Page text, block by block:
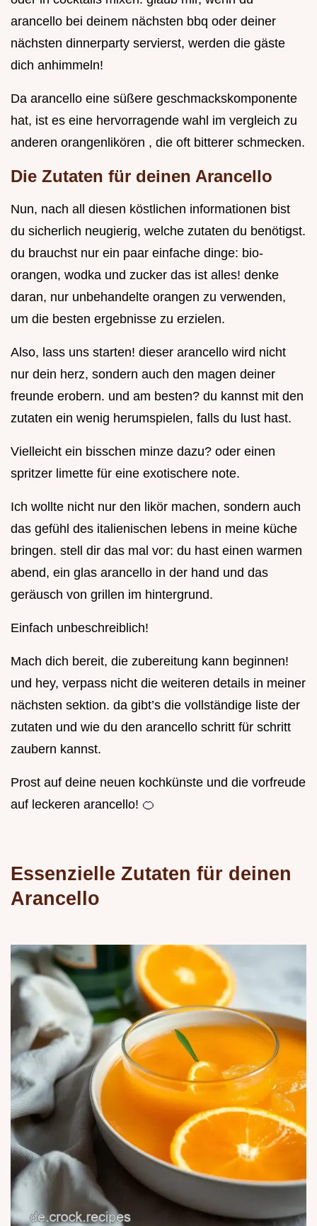
arancello bei deinem nächsten bbq oder deiner
nächsten dinnerparty servierst, werden die gäste
dich anhimmeln!
Da arancello eine süßere geschmackskomponente
hat, ist es eine hervorragende wahl im vergleich zu
anderen orangenlikören , die oft bitterer schmecken.
Die Zutaten für deinen Arancello
Nun, nach all diesen köstlichen informationen bist
du sicherlich neugierig, welche zutaten du benötigst.
du brauchst nur ein paar einfache dinge: bio-
orangen, wodka und zucker das ist alles! denke
daran, nur unbehandelte orangen zu verwenden,
um die besten ergebnisse zu erzielen.
Also, lass uns starten! dieser arancello wird nicht
nur dein herz, sondern auch den magen deiner
freunde erobern. und am besten? du kannst mit den
zutaten ein wenig herumspielen, falls du lust hast.
Vielleicht ein bisschen minze dazu? oder einen
spritzer limette für eine exotischere note.
Ich wollte nicht nur den likör machen, sondern auch
das gefühl des italienischen lebens in meine küche
bringen. stell dir das mal vor: du hast einen warmen
abend, ein glas arancello in der hand und das
geräusch von grillen im hintergrund.
Einfach unbeschreiblich!
Mach dich bereit, die zubereitung kann beginnen!
und hey, verpass nicht die weiteren details in meiner
nächsten sektion. da gibt’s die vollständige liste der
zutaten und wie du den arancello schritt für schritt
zaubern kannst.
Prost auf deine neuen kochkünste und die vorfreude
auf leckeren arancello! 🍊
Essenzielle Zutaten für deinen
Arancello